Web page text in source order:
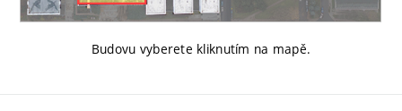
Budovu vyberete kliknutím na mapě.